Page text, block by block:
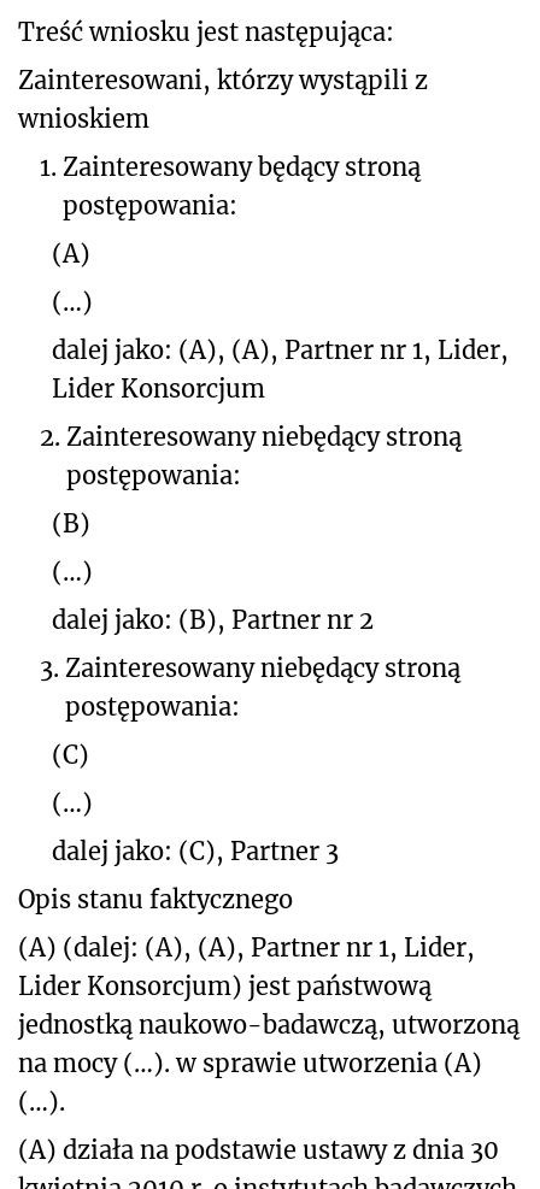
Treść wniosku jest następująca:
Zainteresowani, którzy wystąpili z
wnioskiem
1. Zainteresowany będący stroną
postępowania:
(A)
(…)
dalej jako: (A), (A), Partner nr 1, Lider,
Lider Konsorcjum
2. Zainteresowany niebędący stroną
postępowania:
(B)
(…)
dalej jako: (B), Partner nr 2
3. Zainteresowany niebędący stroną
postępowania:
(C)
(…)
dalej jako: (C), Partner 3
Opis stanu faktycznego
(A) (dalej: (A), (A), Partner nr 1, Lider,
Lider Konsorcjum) jest państwową
jednostką naukowo-badawczą, utworzoną
na mocy (…). w sprawie utworzenia (A)
(…).
(A) działa na podstawie ustawy z dnia 30